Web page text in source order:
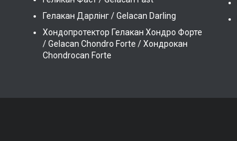
Гелакан Дарлінг / Gelacan Darling
Хондопротектор Гелакан Хондро Форте
/ Gelacan Chondro Forte / Хондрокан
Chondrocan Forte